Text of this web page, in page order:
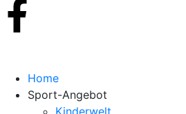
Home
Sport-Angebot
Kinderwelt